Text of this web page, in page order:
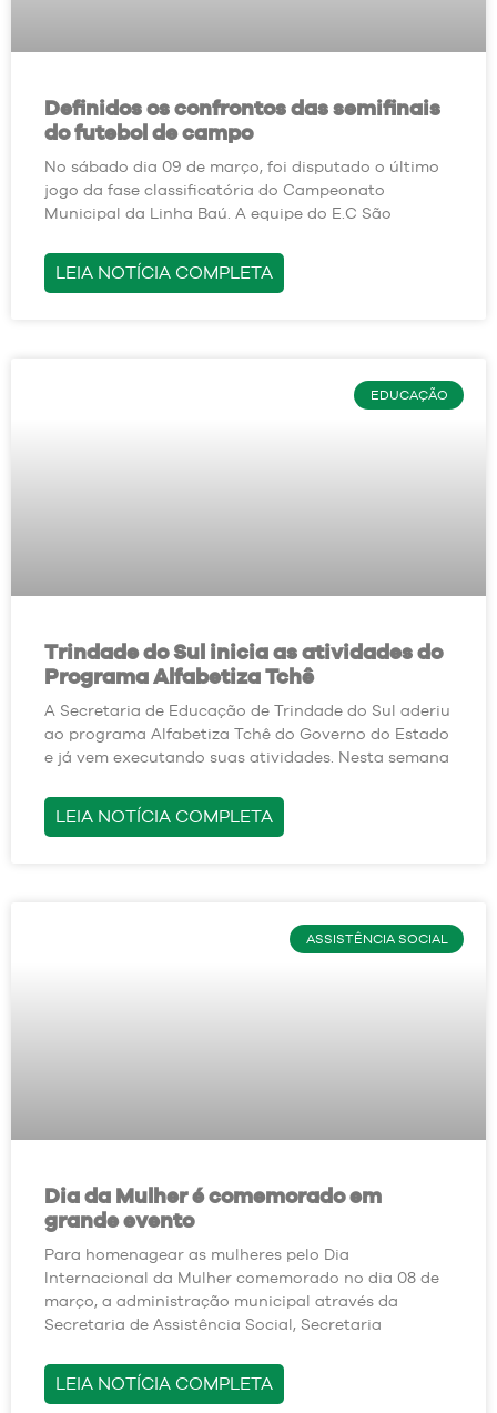
Definidos os confrontos das semifinais
do futebol de campo
No sábado dia 09 de março, foi disputado o último
jogo da fase classificatória do Campeonato
Municipal da Linha Baú. A equipe do E.C São
LEIA NOTÍCIA COMPLETA
EDUCAÇÃO
Trindade do Sul inicia as atividades do
Programa Alfabetiza Tchê
A Secretaria de Educação de Trindade do Sul aderiu
ao programa Alfabetiza Tchê do Governo do Estado
e já vem executando suas atividades. Nesta semana
LEIA NOTÍCIA COMPLETA
ASSISTÊNCIA SOCIAL
Dia da Mulher é comemorado em
grande evento
Para homenagear as mulheres pelo Dia
Internacional da Mulher comemorado no dia 08 de
março, a administração municipal através da
Secretaria de Assistência Social, Secretaria
LEIA NOTÍCIA COMPLETA